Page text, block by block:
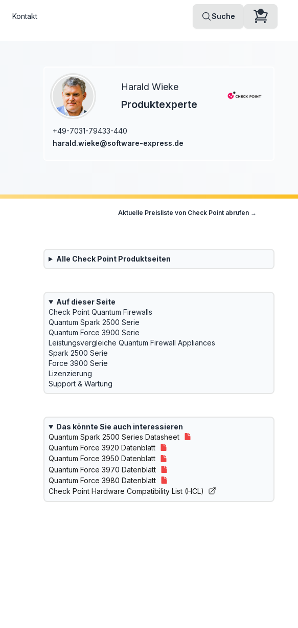
Kontakt Suche
Harald Wieke
Produktexperte
+49-7031-79433-440
harald.wieke@software-express.de
Aktuelle Preisliste von Check Point abrufen →
Alle Check PointProduktseiten
Auf dieser Seite
Check Point Quantum Firewalls
Quantum Spark 2500 Serie
Quantum Force 3900 Serie
Leistungsvergleiche Quantum Firewall Appliances
Spark 2500 Serie
Force 3900 Serie
Lizenzierung
Support & Wartung
Das könnte Sie auch interessieren
Quantum Spark 2500 Series Datasheet
Quantum Force 3920 Datenblatt
Quantum Force 3950 Datenblatt
Quantum Force 3970 Datenblatt
Quantum Force 3980 Datenblatt
Check Point Hardware Compatibility List (HCL)